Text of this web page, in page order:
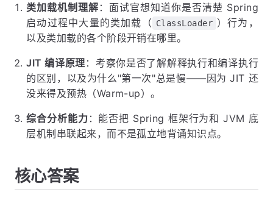
类加载机制理解 ：面试官想知道你是否清楚 Spring
启动过程中大量的类加载（ ClassLoader ）行为，
以及类加载的各个阶段开销在哪里。
JIT 编译原理 ：考察你是否了解解释执行和编译执行
的区别，以及为什么"第一次"总是慢——因为 JIT 还
没来得及预热（Warm-up）。
综合分析能力 ：能否把 Spring 框架行为和 JVM 底
层机制串联起来，而不是孤立地背诵知识点。
核心答案